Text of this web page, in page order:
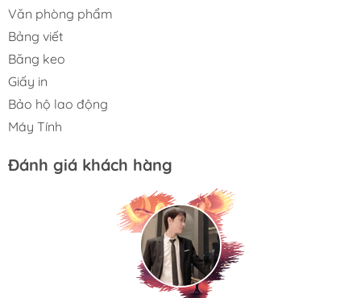
Văn phòng phẩm
Bảng viết
Băng keo
Giấy in
Bảo hộ lao động
Máy Tính
Đánh giá khách hàng